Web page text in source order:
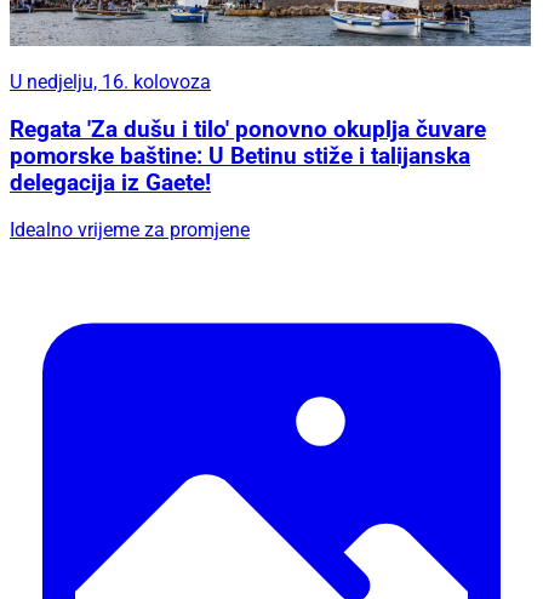
U nedjelju, 16. kolovoza
Regata 'Za dušu i tilo' ponovno okuplja čuvare
pomorske baštine: U Betinu stiže i talijanska
delegacija iz Gaete!
Idealno vrijeme za promjene